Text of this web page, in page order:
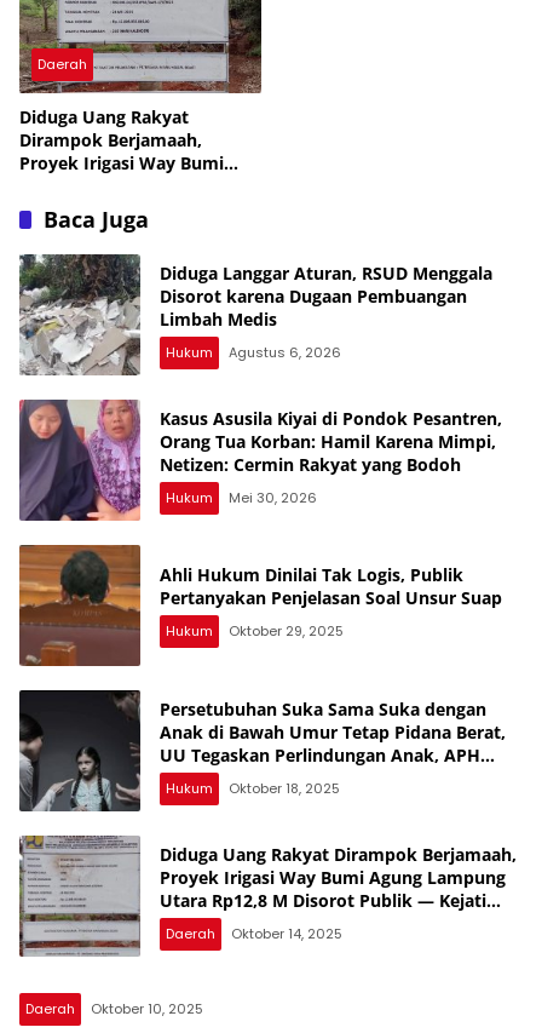
Daerah
Diduga Uang Rakyat
Dirampok Berjamaah,
Proyek Irigasi Way Bumi
Rp12,8 M Disorot Publik —
Kejati Turun, Tapi Bungkam!
Baca Juga
Diduga Langgar Aturan, RSUD Menggala
Disorot karena Dugaan Pembuangan
Limbah Medis
Hukum Agustus 6, 2026
Kasus Asusila Kiyai di Pondok Pesantren,
Orang Tua Korban: Hamil Karena Mimpi,
Netizen: Cermin Rakyat yang Bodoh
Hukum Mei 30, 2026
Ahli Hukum Dinilai Tak Logis, Publik
Pertanyakan Penjelasan Soal Unsur Suap
Hukum Oktober 29, 2025
Persetubuhan Suka Sama Suka dengan
Anak di Bawah Umur Tetap Pidana Berat,
UU Tegaskan Perlindungan Anak, APH
Lampura Diminta Tegas, Banyak yang
Belum Diungkap, Periksa Semua SMA,
Hukum Oktober 18, 2025
Diduga Uang Rakyat Dirampok Berjamaah,
Proyek Irigasi Way Bumi Agung Lampung
Utara Rp12,8 M Disorot Publik — Kejati
Turun, Tapi Bungkam!
Daerah Oktober 14, 2025
Daerah Oktober 10, 2025